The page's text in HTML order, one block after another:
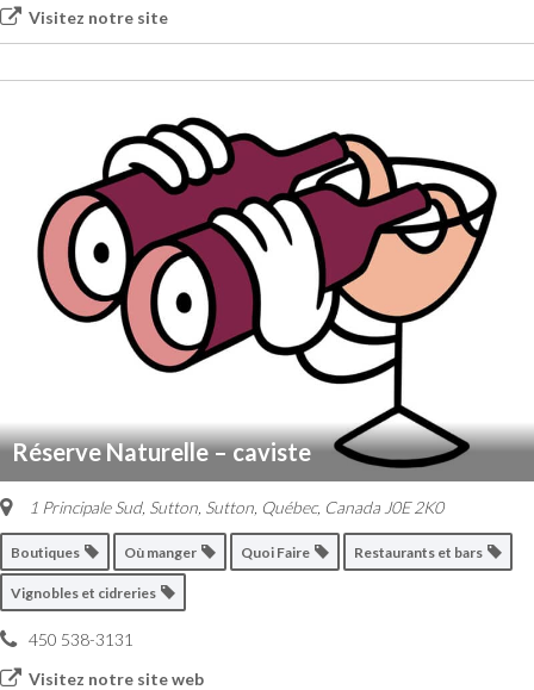
Visitez notre site
Réserve Naturelle – caviste
1 Principale Sud, Sutton Sutton, Québec, Canada J0E 2K0
Boutiques Où manger Quoi Faire Restaurants et bars
Vignobles et cidreries
450 538-3131
Visitez notre site web